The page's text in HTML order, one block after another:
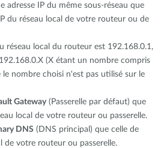
adresse IP du même sous-réseau que
du réseau local de votre routeur ou de
réseau local du routeur est 192.168.0.1,
(X étant un nombre compris
nombre choisi n'est pas utilisé sur le
Gateway (Passerelle par défaut) que
local de votre routeur ou passerelle.
DNS (DNS principal) que celle de
de votre routeur ou passerelle.